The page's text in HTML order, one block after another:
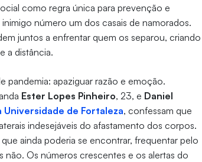
como regra única para prevenção e
número um dos casais de namorados.
juntos a enfrentar quem os separou, criando
a distância.
pandemia: apaziguar razão e emoção.
Ester Lopes Pinheiro, 23, e Daniel
Universidade de Fortaleza, confessam que
indesejáveis do afastamento dos corpos.
ainda poderia se encontrar, frequentar pelo
Os números crescentes e os alertas do